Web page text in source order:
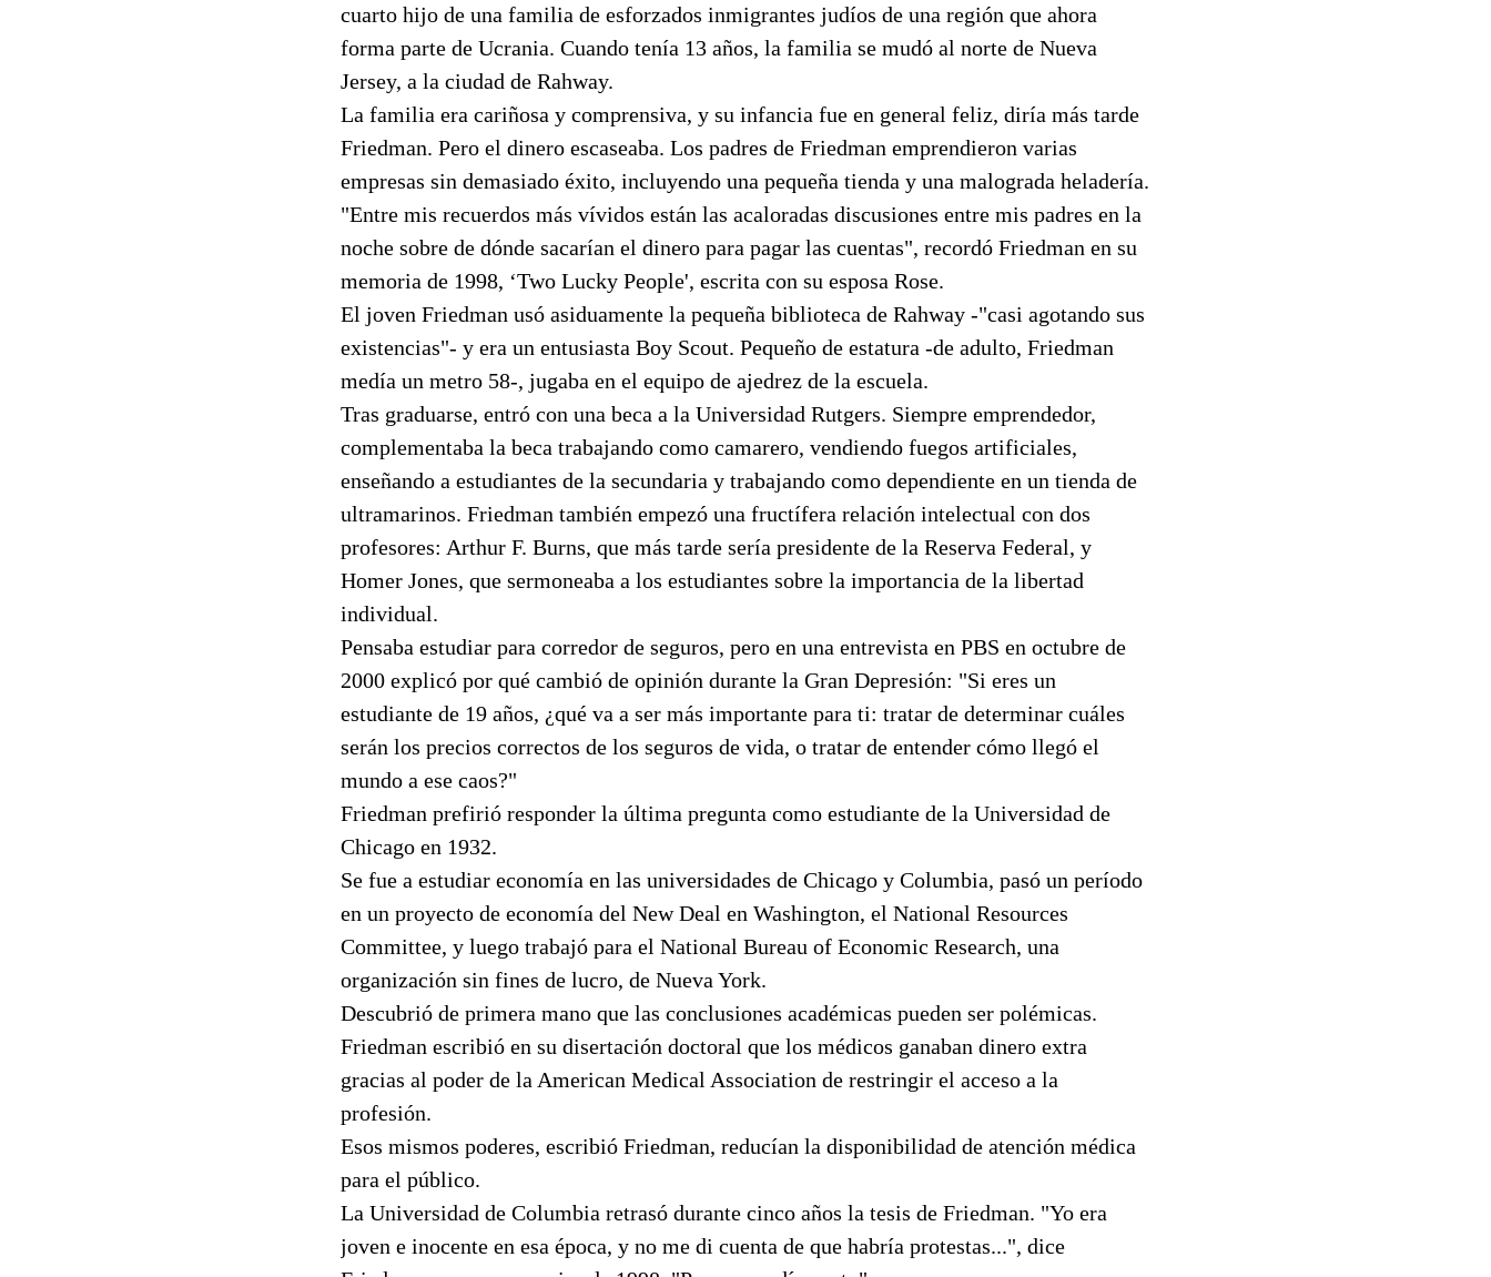
cuarto hijo de una familia de esforzados inmigrantes judíos de una región que ahora
forma parte de Ucrania. Cuando tenía 13 años, la familia se mudó al norte de Nueva
Jersey, a la ciudad de Rahway.
La familia era cariñosa y comprensiva, y su infancia fue en general feliz, diría más tarde
Friedman. Pero el dinero escaseaba. Los padres de Friedman emprendieron varias
empresas sin demasiado éxito, incluyendo una pequeña tienda y una malograda heladería.
"Entre mis recuerdos más vívidos están las acaloradas discusiones entre mis padres en la
noche sobre de dónde sacarían el dinero para pagar las cuentas", recordó Friedman en su
memoria de 1998, ‘Two Lucky People', escrita con su esposa Rose.
El joven Friedman usó asiduamente la pequeña biblioteca de Rahway -"casi agotando sus
existencias"- y era un entusiasta Boy Scout. Pequeño de estatura -de adulto, Friedman
medía un metro 58-, jugaba en el equipo de ajedrez de la escuela.
Tras graduarse, entró con una beca a la Universidad Rutgers. Siempre emprendedor,
complementaba la beca trabajando como camarero, vendiendo fuegos artificiales,
enseñando a estudiantes de la secundaria y trabajando como dependiente en un tienda de
ultramarinos. Friedman también empezó una fructífera relación intelectual con dos
profesores: Arthur F. Burns, que más tarde sería presidente de la Reserva Federal, y
Homer Jones, que sermoneaba a los estudiantes sobre la importancia de la libertad
individual.
Pensaba estudiar para corredor de seguros, pero en una entrevista en PBS en octubre de
2000 explicó por qué cambió de opinión durante la Gran Depresión: "Si eres un
estudiante de 19 años, ¿qué va a ser más importante para ti: tratar de determinar cuáles
serán los precios correctos de los seguros de vida, o tratar de entender cómo llegó el
mundo a ese caos?"
Friedman prefirió responder la última pregunta como estudiante de la Universidad de
Chicago en 1932.
Se fue a estudiar economía en las universidades de Chicago y Columbia, pasó un período
en un proyecto de economía del New Deal en Washington, el National Resources
Committee, y luego trabajó para el National Bureau of Economic Research, una
organización sin fines de lucro, de Nueva York.
Descubrió de primera mano que las conclusiones académicas pueden ser polémicas.
Friedman escribió en su disertación doctoral que los médicos ganaban dinero extra
gracias al poder de la American Medical Association de restringir el acceso a la
profesión.
Esos mismos poderes, escribió Friedman, reducían la disponibilidad de atención médica
para el público.
La Universidad de Columbia retrasó durante cinco años la tesis de Friedman. "Yo era
joven e inocente en esa época, y no me di cuenta de que habría protestas...", dice